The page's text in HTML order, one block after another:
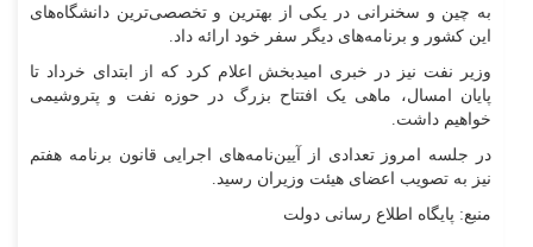
به چین و سخنرانی در یکی از بهترین و تخصصی‌ترین دانشگاه‌های
این کشور و برنامه‌های دیگر سفر خود ارائه داد.
وزیر نفت نیز در خبری امیدبخش اعلام کرد که از ابتدای خرداد تا
پایان امسال، ماهی یک افتتاح بزرگ در حوزه نفت و پتروشیمی
خواهیم داشت.
در جلسه امروز تعدادی از آیین‌نامه‌های اجرایی قانون برنامه هفتم
نیز به تصویب اعضای هیئت وزیران رسید.
منبع: پایگاه اطلاع رسانی دولت